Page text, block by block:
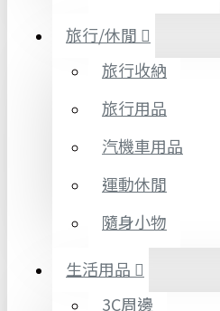
旅行/休閒
旅行收納
旅行用品
汽機車用品
運動休閒
隨身小物
生活用品
3C周邊